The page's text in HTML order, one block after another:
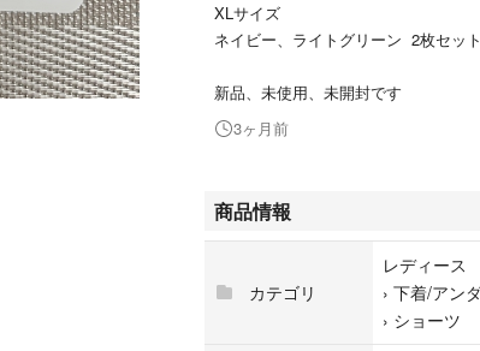
XLサイズ
ネイビー、ライトグリーン 2枚セット
新品、未使用、未開封です
3ヶ月前
商品情報
カテゴリ
レディース
› 下着/アン
› ショーツ